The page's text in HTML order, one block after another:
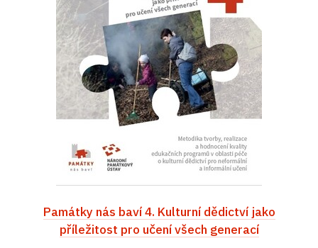
Památky nás baví 4. Kulturní dědictví jako
příležitost pro učení všech generací